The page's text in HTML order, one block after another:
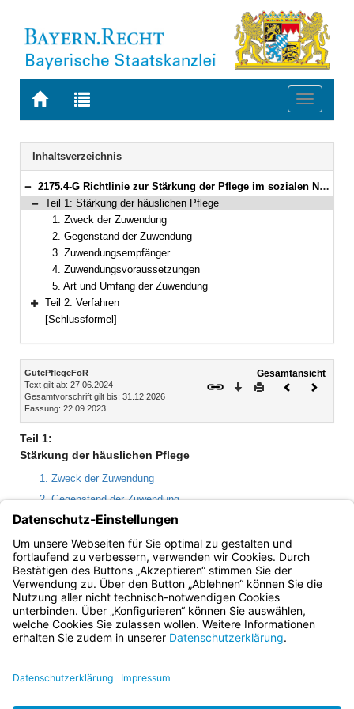
Zur
BAYERN.RECHT
Zur
letzten
Suche
Toggle
Navigation
Inhaltsverzeichnis
Bereich reduzieren
2175.4-G Richtlinie zur Stärkung der Pflege im sozialen Nahraum (Förderrichtlinie Gute Pflege in Bayern – GutePflegeFöR) Bekanntmachung des Bayerischen Staatsministeriums für Gesundheit und Pflege vom 22. September 2023, Az. 45-G8300-2022/6857 (BayMBl. Nr. 485)
Bereich reduzieren
Teil 1: Stärkung der häuslichen Pflege
1. Zweck der Zuwendung
2. Gegenstand der Zuwendung
3. Zuwendungsempfänger
4. Zuwendungsvoraussetzungen
5. Art und Umfang der Zuwendung
Bereich erweitern
Teil 2: Verfahren
[Schlussformel]
Inhalt
GutePflegeFöR
Text gilt ab: 27.06.2024
Gesamtvorschrift gilt bis: 31.12.2026
Fassung: 22.09.2023
Gesamtansicht
Download
DruckenVorheriges
Teil 1:
Stärkung der häuslichen Pflege
1. Zweck der Zuwendung
2. Gegenstand der Zuwendung
3. Zuwendungsempfänger
4. Zuwendungsvoraussetzungen
5. Art und Umfang der Zuwendung
Bayern.de
BayernPortal
Impressum